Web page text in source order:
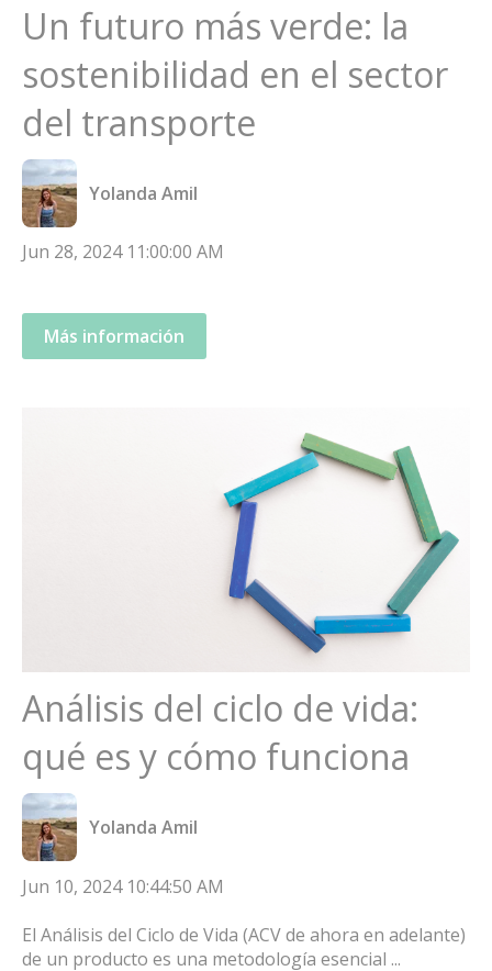
Un futuro más verde: la
sostenibilidad en el sector
del transporte
Yolanda Amil
Jun 28, 2024 11:00:00 AM
Más información
Análisis del ciclo de vida:
qué es y cómo funciona
Yolanda Amil
Jun 10, 2024 10:44:50 AM
El Análisis del Ciclo de Vida (ACV de ahora en adelante)
de un producto es una metodología esencial ...